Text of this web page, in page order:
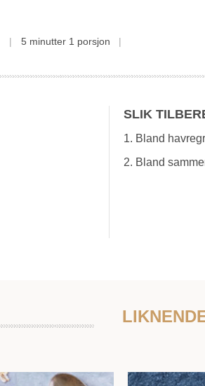
5 minutter 1 porsjon
SLIK
1. Bland
2. Bland